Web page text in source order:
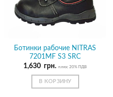
Ботинки рабочие NITRAS
7201MF S3 SRC
1,630 грн. плюс 20% ПДВ
В КОРЗИНУ